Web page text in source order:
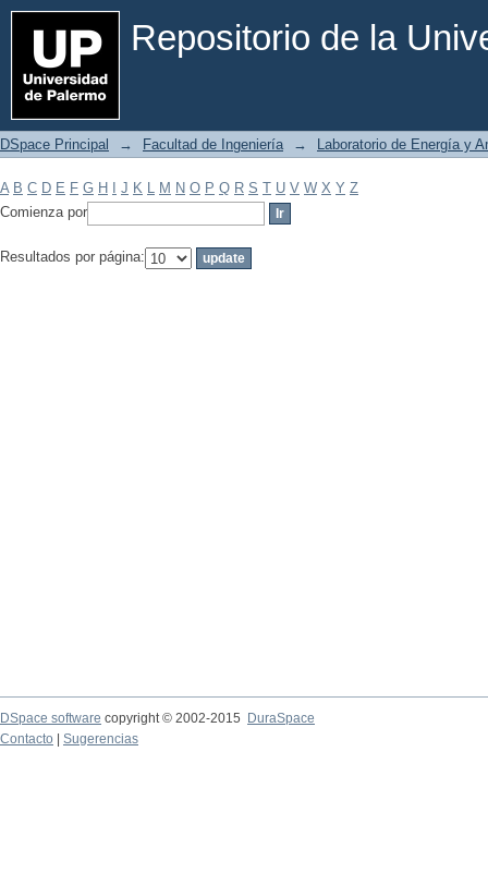
Repositorio de la
Filtrar por: Materia
DSpace Principal → Facultad de Ingeniería → Laboratorio de Energía y
A B C D E F G H J K L M N O P Q R S T U V W X Y Z
Comienza por
Resultados por página:
DSpace software copyright © 2002-2015
DuraSpace
Contacto
Sugerencias